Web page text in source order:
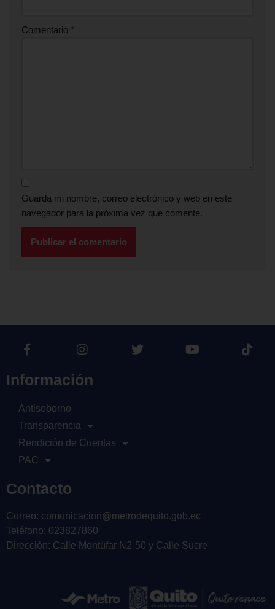
Comentario *
Guarda mi nombre, correo electrónico y web en este
navegador para la próxima vez que comente.
Información
Antisoborno
Transparencia
Rendición de Cuentas
PAC
Contacto
Correo: comunicacion@metrodequito.gob.ec
Teléfono: 023827860
Dirección: Calle Montúfar N2-50 y Calle Sucre